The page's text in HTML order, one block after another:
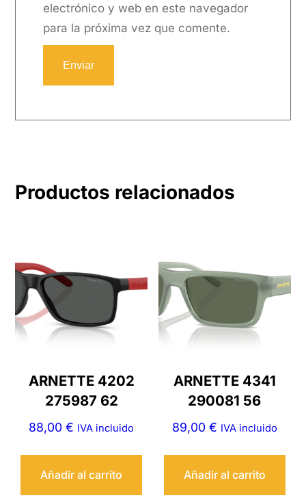
electrónico y web en este navegador
para la próxima vez que comente.
Productos relacionados
ARNETTE 4202
275987 62
88,00€ IVA incluido
Añadir al carrito
ARNETTE 4341
290081 56
89,00 € IVA incluido
Añadir al carrito